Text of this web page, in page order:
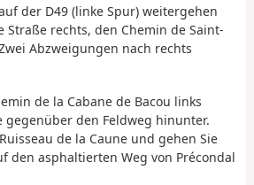
der D49 (linke Spur) weitergehen
rechts, den Chemin de Saint-
Abzweigungen nach rechts
de la Cabane de Bacou links
gegenüber den Feldweg hinunter.
de la Caune und gehen Sie
den asphaltierten Weg von Précondal